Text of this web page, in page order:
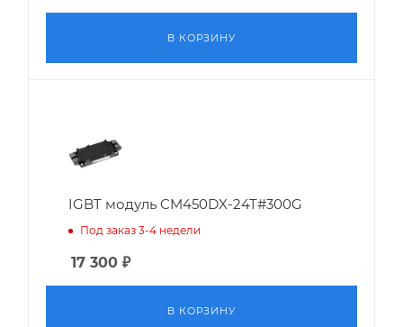
В КОРЗИНУ
IGBT модуль CM450DX-24T#300G
Под заказ 3-4 недели
17 300 ₽
В КОРЗИНУ